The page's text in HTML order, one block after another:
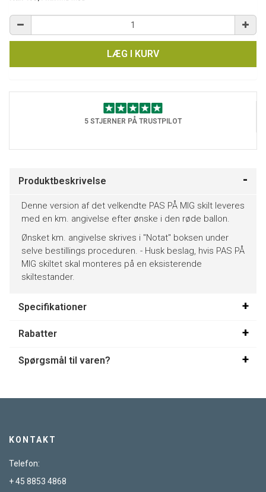
LÆG I KURV
5 STJERNER PÅ TRUSTPILOT
Produktbeskrivelse
Denne version af det velkendte PAS PÅ MIG skilt leveres
med en km. angivelse efter ønske i den røde ballon.
Ønsket km. angivelse skrives i "Notat" boksen under
selve bestillings proceduren. - Husk beslag, hvis PAS PÅ
MIG skiltet skal monteres på en eksisterende
skiltestander.
Specifikationer
Rabatter
Spørgsmål til varen?
KONTAKT
Telefon:
+ 45 8853 4868